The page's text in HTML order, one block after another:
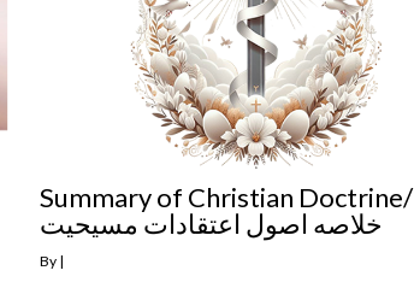
Summary of Christian Doctrine/
خلاصه اصول اعتقادات مسیحیت
By |